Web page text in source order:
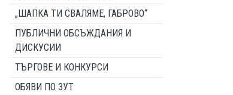
„ШАПКА ТИ СВАЛЯМЕ, ГАБРОВО“
ПУБЛИЧНИ ОБСЪЖДАНИЯ И
ДИСКУСИИ
ТЪРГОВЕ И КОНКУРСИ
ОБЯВИ ПО ЗУТ